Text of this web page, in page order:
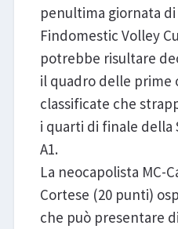
penultima giornata
Findomestic Volley
potrebbe risultare
il quadro delle prime
classificate che
i quarti di finale della
A1.
La neocapolista MC-
Cortese (20 punti)
che può presentare